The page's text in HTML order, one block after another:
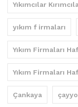
Yıkımcılar
yıkım f irmaları
Yıkım Firmaları
Yıkım Firmaları
Çankaya